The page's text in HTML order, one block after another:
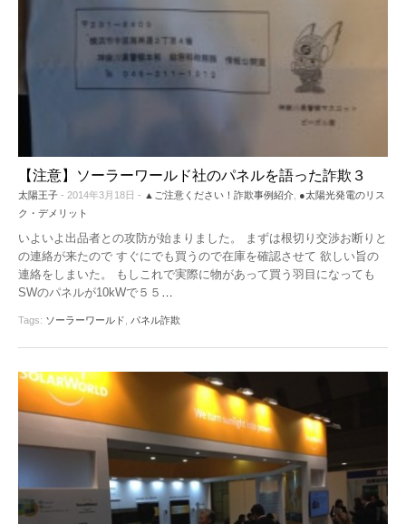
【注意】ソーラーワールド社のパネルを語った詐欺３
太陽王子 - 2014年3月18日 - ▲ご注意ください！詐欺事例紹介 ●太陽光発電のリス
ク・デメリット
いよいよ出品者との攻防が始まりました。 まずは根切り交渉お断りと
の連絡が来たので すぐにでも買うので在庫を確認させて 欲しい旨の
連絡をしまいた。 もしこれで実際に物があって買う羽目になっても
SWのパネルが10kWで５５
Tags: ソーラーワールド パネル詐欺